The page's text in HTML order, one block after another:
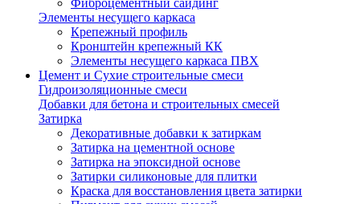
Фиброцементный сайдинг
Элементы несущего каркаса
Крепежный профиль
Кронштейн крепежный КК
Элементы несущего каркаса ПВХ
Цемент и Сухие строительные смеси
Гидроизоляционные смеси
Добавки для бетона и строительных смесей
Затирка
Декоративные добавки к затиркам
Затирка на цементной основе
Затирка на эпоксидной основе
Затирки силиконовые для плитки
Краска для восстановления цвета затирки